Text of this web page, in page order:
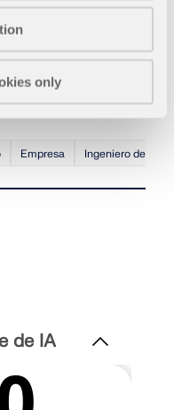
only
es el puente Sky
Checa. Aquí
Sky Bridge
Empresa Ingeniero de
de IA